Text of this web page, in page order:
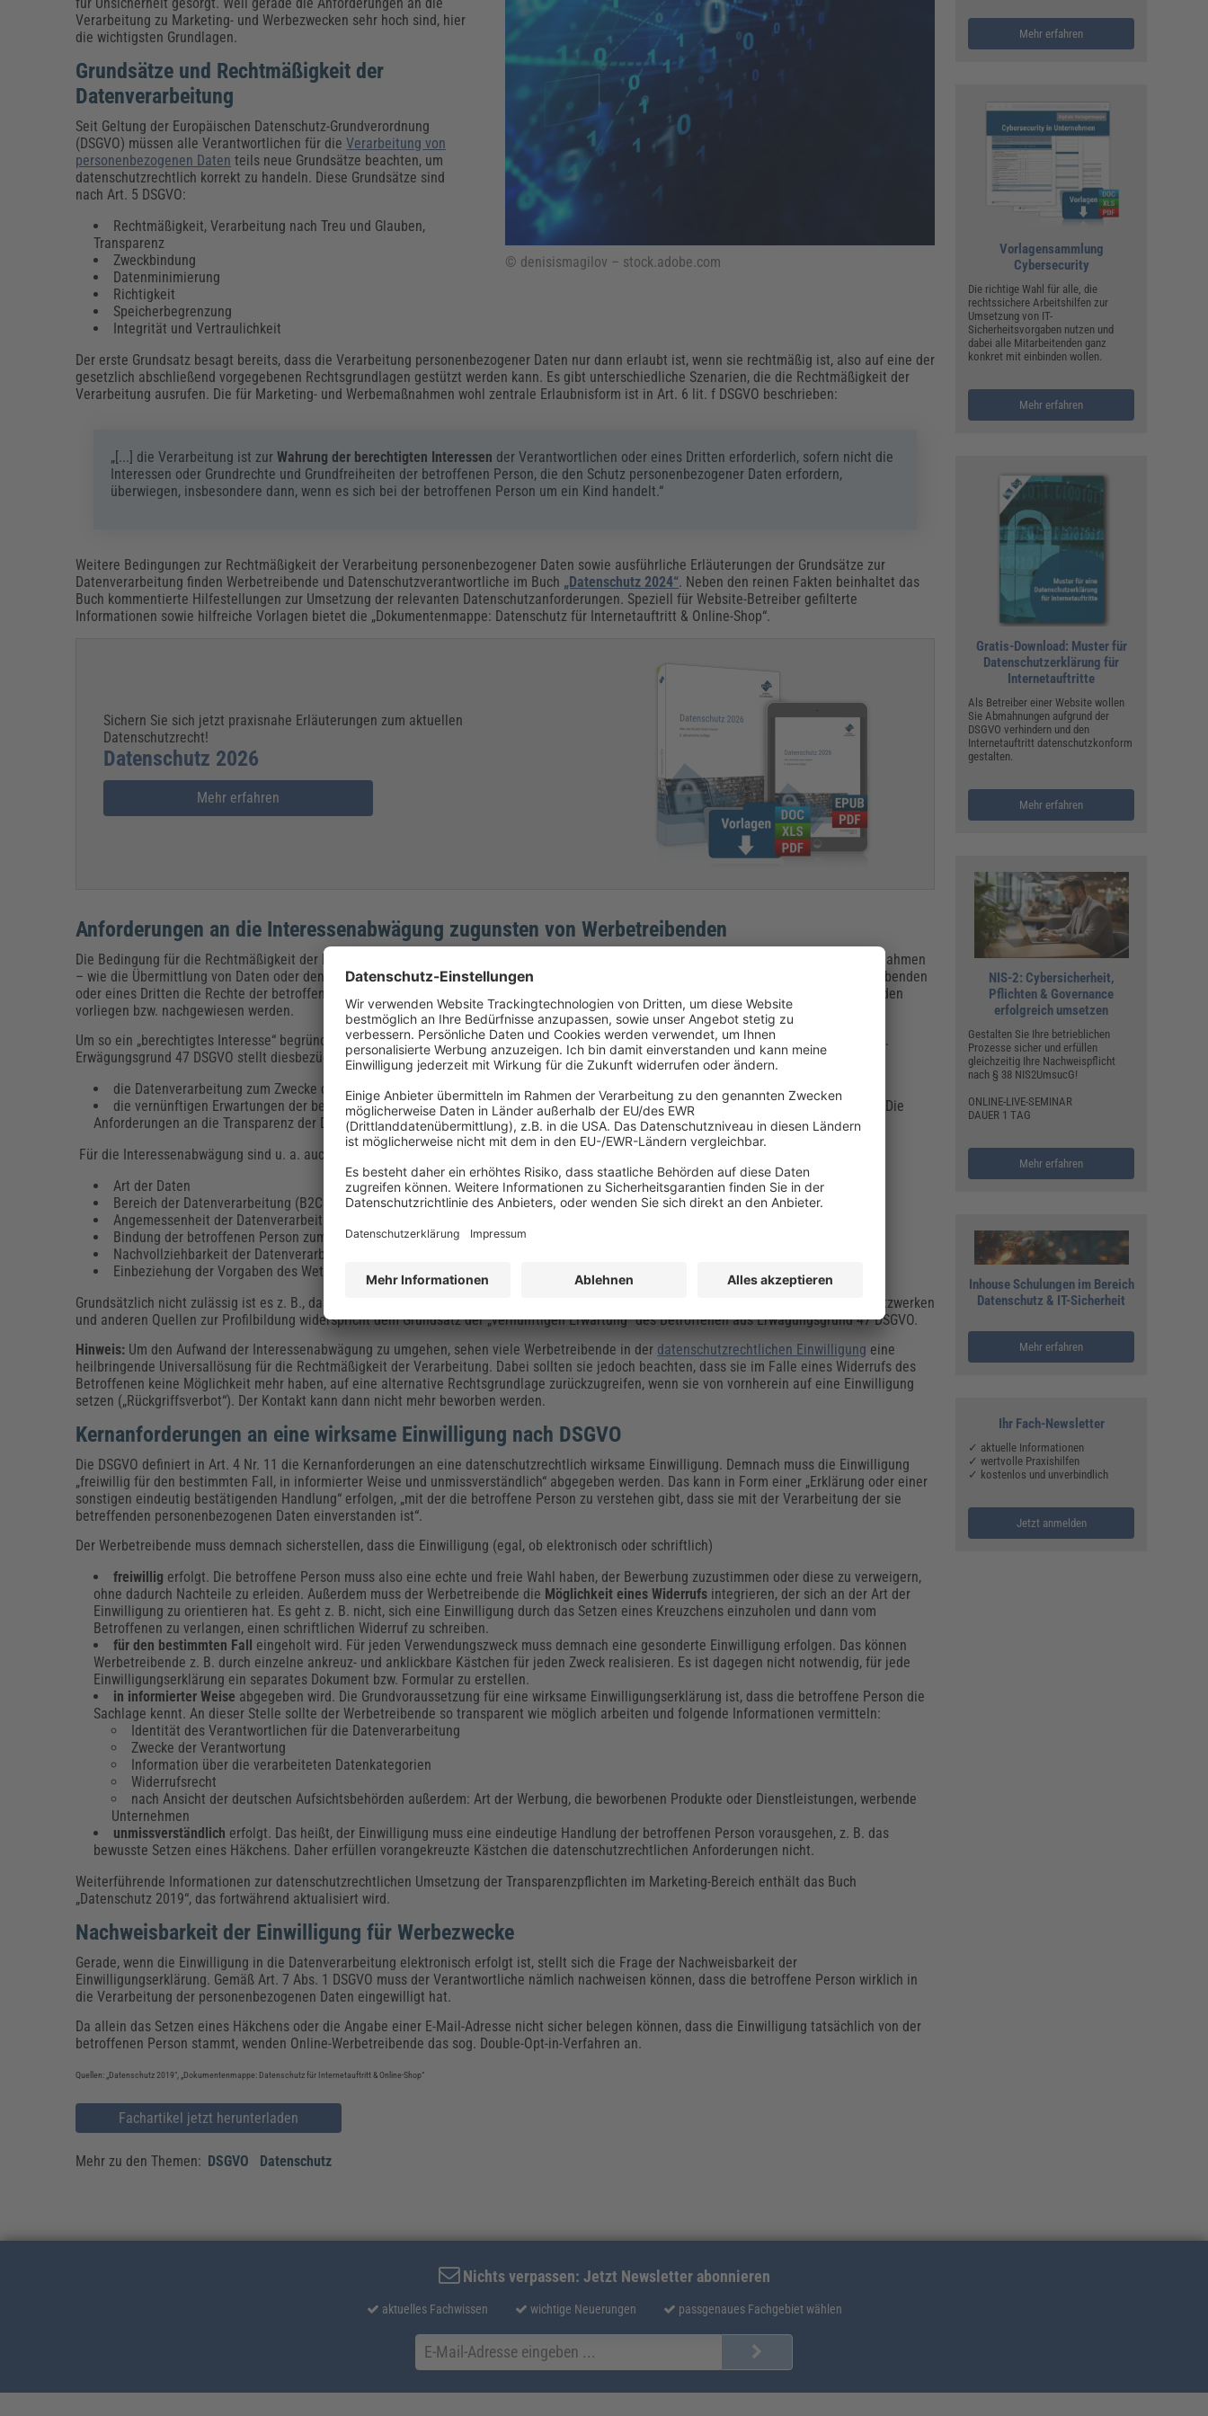
Energie & Umwelt
Führung & Management
Gesundheit & Pflege
Kommunales
Fachpublikationen & Arbeitshilfen
Bauhof
Grünflächen
Recht, Sicherheit & Ordnung
Verkehrsrecht
Weiterbildungen (AKADEMIE HERKERT)
Künstliche Intelligenz
Weiterbildungen (AKADEMIE HERKERT)
Künstliche Intelligenz
Personalmanagement
Personalwesen
Weiterbildungen (AKADEMIE HERKERT)
Reisekosten & Finanzen
Zoll und Export
Fachpublikationen & Arbeitshilfen
Zollabwicklung & Exportabwicklung Zollverfahren & Zollvorschriften
Weiterbildungen (AKADEMIE HERKERT)
Zoll & Export
© denisismagilov – stock.adobe.com
Verarbeitung zu Marketing- und Werbezwecken sehr hoch sind, hier
die wichtigsten Grundlagen.
Grundsätze und Rechtmäßigkeit der
Datenverarbeitung
Seit Geltung der Europäischen Datenschutz-Grundverordnung
(DSGVO) müssen alle Verantwortlichen für dieVerarbeitung von
personenbezogenen Daten teils neue Grundsätze beachten, um
datenschutzrechtlich korrekt zu handeln. Diese Grundsätze sind
nach Art. 5 DSGVO:
Rechtmäßigkeit, Verarbeitung nach Treu und Glauben,
Transparenz
Zweckbindung
Datenminimierung
Richtigkeit
Speicherbegrenzung
Integrität und Vertraulichkeit
Der erste Grundsatz besagt bereits, dass die Verarbeitung personenbezogener Daten nur dann erlaubt ist, wenn sie rechtmäßig ist, also auf eine der
gesetzlich abschließend vorgegebenen Rechtsgrundlagen gestützt werden kann. Es gibt unterschiedliche Szenarien, die die Rechtmäßigkeit der
Verarbeitung ausrufen. Die für Marketing- und Werbemaßnahmen wohl zentrale Erlaubnisform ist in Art. 6 lit. f DSGVO beschrieben:
„[...] die Verarbeitung ist zurWahrung der berechtigten Interessen der Verantwortlichen oder eines Dritten erforderlich, sofern nicht die
Interessen oder Grundrechte und Grundfreiheiten der betroffenen Person, die den Schutz personenbezogener Daten erfordern,
überwiegen, insbesondere dann, wenn es sich bei der betroffenen Person um ein Kind handelt.“
Weitere Bedingungen zur Rechtmäßigkeit der Verarbeitung personenbezogener Daten sowie ausführliche Erläuterungen der Grundsätze zur
Datenverarbeitung finden Werbetreibende und Datenschutzverantwortliche im Buch „Datenschutz 2024“. Neben den reinen Fakten beinhaltet das
Buch kommentierte Hilfestellungen zur Umsetzung der relevanten Datenschutzanforderungen. Speziell für Website-Betreiber gefilterte
Informationen sowie hilfreiche Vorlagen bietet die „Dokumentenmappe: Datenschutz für Internetauftritt & Online-Shop“.
Sichern Sie sich jetzt praxisnahe Erläuterungen zum aktuellen
Datenschutzrecht!
Datenschutz 2026
Mehr erfahren
Anforderungen an die Interessenabwägung zugunsten von Werbetreibenden
Die Bedingung für die Rechtmäßigkeit der Datenverarbeitung, die Art. 6 lit. f DSGVO beschreibt, erfasst grundsätzlich sämtliche Werbemaßnahmen
– wie die Übermittlung von Daten oder den geschäftsmäßigen Adresshandel –, solange (wie oben beschrieben) das Anliegen des Werbetreibenden
oder eines Dritten die Rechte der betroffenen Person überwiegen. Es muss also ein sog. „berechtigtes Interesse“ seitens des Werbetreibenden
vorliegen bzw. nachgewiesen werden.
Um so ein „berechtigtes Interesse“ begründen zu können, müssen Verantwortliche für jeden Einzelfall eine Interessenabwägung vornehmen.
Erwägungsgrund 47 DSGVO stellt diesbezüglich vorab klar, dass
die Datenverarbeitung zum Zwecke der Direktwerbung grundsätzlich als Verarbeitung gilt, die einem berechtigten Interesse dient;
die vernünftigen Erwartungen der betroffenen Person, „die auf ihrer Beziehung zu dem Verantwortlichen beruhen“, zu beachten sind. Die
Anforderungen an die Transparenz der Datenverarbeitung spielen hier eine bedeutende Rolle.
Für die Interessenabwägung sind u. a. auch folgende Faktoren relevant:
Art der Daten
Bereich der Datenverarbeitung (B2C oder B2B)
Angemessenheit der Datenverarbeitung für den jeweiligen konkreten Zweck
Bindung der betroffenen Person zum Werbetreibenden
Nachvollziehbarkeit der Datenverarbeitung für die betroffene Person
Einbeziehung der Vorgaben des Wettbewerbsrechts
Grundsätzlich nicht zulässig ist es z. B., das Kundenverhalten umfassend zu
. Denn das Sammeln von Kundendaten aus sozialen Netzwerken
und anderen Quellen zur Profilbildung widerspricht dem Grundsatz der „vernünftigen Erwartung“ des Betroffenen aus Erwägungsgrund 47 DSGVO.
Hinweis: Um den Aufwand der Interessenabwägung zu umgehen, sehen viele Werbetreibende in der datenschutzrechtlichen Einwilligung eine
heilbringende Universallösung für die Rechtmäßigkeit der Verarbeitung. Dabei sollten sie jedoch beachten, dass sie im Falle eines Widerrufs des
Betroffenen keine Möglichkeit mehr haben, auf eine alternative Rechtsgrundlage zurückzugreifen, wenn sie von vornherein auf eine Einwilligung
setzen („Rückgriffsverbot“). Der Kontakt kann dann nicht mehr beworben werden.
Kernanforderungen an eine wirksame Einwilligung nach DSGVO
Die DSGVO definiert in Art. 4 Nr. 11 die Kernanforderungen an eine datenschutzrechtlich wirksame Einwilligung. Demnach muss die Einwilligung
„freiwillig für den bestimmten Fall, in informierter Weise und unmissverständlich“ abgegeben werden. Das kann in Form einer „Erklärung oder einer
sonstigen eindeutig bestätigenden Handlung“ erfolgen, „mit der die betroffene Person zu verstehen gibt, dass sie mit der Verarbeitung der sie
betreffenden personenbezogenen Daten einverstanden ist“.
Der Werbetreibende muss demnach sicherstellen, dass die Einwilligung (egal, ob elektronisch oder schriftlich)
freiwillig erfolgt. Die betroffene Person muss also eine echte und freie Wahl haben, der Bewerbung zuzustimmen oder diese zu verweigern,
ohne dadurch Nachteile zu erleiden. Außerdem muss der Werbetreibende die Möglichkeit eines Widerrufs integrieren, der sich an der Art der
Einwilligung zu orientieren hat. Es geht z. B. nicht, sich eine Einwilligung durch das Setzen eines Kreuzchens einzuholen und dann vom
Betroffenen zu verlangen, einen schriftlichen Widerruf zu schreiben.
für den bestimmten Fall eingeholt wird. Für jeden Verwendungszweck muss demnach eine gesonderte Einwilligung erfolgen. Das können
Werbetreibende z. B. durch einzelne ankreuz- und anklickbare Kästchen für jeden Zweck realisieren. Es ist dagegen nicht notwendig, für jede
Einwilligungserklärung ein separates Dokument bzw. Formular zu erstellen.
in informierter Weise abgegeben wird. Die Grundvoraussetzung für eine wirksame Einwilligungserklärung ist, dass die betroffene Person die
Sachlage kennt. An dieser Stelle sollte der Werbetreibende so transparent wie möglich arbeiten und folgende Informationen vermitteln:
Identität des Verantwortlichen für die Datenverarbeitung
Zwecke der Verantwortung
Information über die verarbeiteten Datenkategorien
Widerrufsrecht
nach Ansicht der deutschen Aufsichtsbehörden außerdem: Art der Werbung, die beworbenen Produkte oder Dienstleistungen, werbende
Unternehmen
unmissverständlich erfolgt. Das heißt, der Einwilligung muss eine eindeutige Handlung der betroffenen Person vorausgehen, z. B. das
bewusste Setzen eines Häkchens. Daher erfüllen vorangekreuzte Kästchen die datenschutzrechtlichen Anforderungen nicht.
Weiterführende Informationen zur datenschutzrechtlichen Umsetzung der Transparenzpflichten im Marketing-Bereich enthält das Buch
„Datenschutz 2019“, das fortwährend aktualisiert wird.
Nachweisbarkeit der Einwilligung für Werbezwecke
Gerade, wenn die Einwilligung in die Datenverarbeitung elektronisch erfolgt ist, stellt sich die Frage der Nachweisbarkeit der
Einwilligungserklärung. Gemäß Art. 7 Abs. 1 DSGVO muss der Verantwortliche nämlich nachweisen können, dass die betroffene Person wirklich in
die Verarbeitung der personenbezogenen Daten eingewilligt hat.
Da allein das Setzen eines Häkchens oder die Angabe einer E-Mail-Adresse nicht sicher belegen können, dass die Einwilligung tatsächlich von der
betroffenen Person stammt, wenden Online-Werbetreibende das sog. Double-Opt-in-Verfahren an.
Quellen: „Datenschutz 2019“, „Dokumentenmappe: Datenschutz für Internetauftritt & Online-Shop“
Fachartikel jetzt herunterladen
Mehr zu den Themen: DSGVO Datenschutz
Mehr erfahren
Vorlagensammlung
Cybersecurity
Die richtige Wahl für alle, die
rechtssichere Arbeitshilfen zur
Umsetzung von IT-
Sicherheitsvorgaben nutzen und
dabei alle Mitarbeitenden ganz
konkret mit einbinden wollen.
Mehr erfahren
Gratis-Download: Muster für
Datenschutzerklärung für
Internetauftritte
Als Betreiber einer Website wollen
Sie Abmahnungen aufgrund der
DSGVO verhindern und den
Internetauftritt datenschutzkonform
gestalten.
Mehr erfahren
NIS-2: Cybersicherheit,
Pflichten & Governance
erfolgreich umsetzen
Gestalten Sie Ihre betrieblichen
Prozesse sicher und erfüllen
gleichzeitig Ihre Nachweispflicht
nach § 38 NIS2UmsucG!
ONLINE-LIVE-SEMINAR
DAUER 1 TAG
Mehr erfahren
Inhouse Schulungen im Bereich
Datenschutz & IT-Sicherheit
Mehr erfahren
Ihr Fach-Newsletter
✓ aktuelle Informationen
✓ wertvolle Praxishilfen
✓ kostenlos und unverbindlich
Jetzt anmelden
Nichts verpassen: Jetzt Newsletter abonnieren
aktuelles Fachwissen wichtige Neuerungen passgenaues Fachgebiet wählen